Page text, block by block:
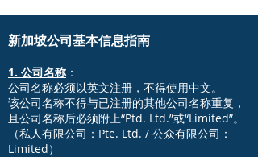
新加坡公司基本信息指南
1. 公司名称 ：
公司名称必须以英文注册，不得使用中文。
该公司名称不得与已注册的其他公司名称重复，
且公司名称后必须附上“Ptd. Ltd.”或“Limited”。
（私人有限公司：Pte. Ltd. / 公众有限公司：
Limited）